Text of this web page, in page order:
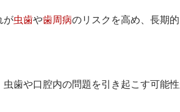
が虫歯や歯周病のリスクを高め、長期
歯や口腔内の問題を引き起こす可能